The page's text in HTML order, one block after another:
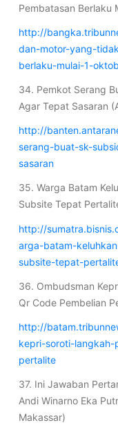
Pembatasan Berlaku
http://
dan-motor-yang-
berlaku-mulai-1-
34. Pemkot Serang
Agar Tepat Sasaran
http://
serang-buat-sk-
sasaran
35. Warga Batam
Subsite Tepat
http://
arga-batam-
subsite-tepat-
36. Ombudsman
Qr Code Pembelian
http://
kepri-soroti-
pertalite
37. Ini Jawaban
Andi Winarno Eka
Makassar)